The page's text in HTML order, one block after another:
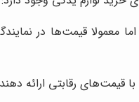
قیمت‌ها در
قیمت‌های رقابتی ارائه